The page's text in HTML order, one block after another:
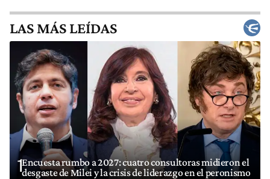
LAS MÁS LEÍDAS
1Encuesta rumbo a 2027: cuatro consultoras midieron el
desgaste de Milei y la crisis de liderazgo en el peronismo